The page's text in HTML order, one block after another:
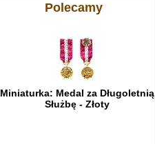
Polecamy
Miniaturka: Medal za Długoletnią
Służbę - Złoty